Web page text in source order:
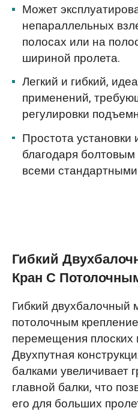
Может
непараллельных
полосах или на
шириной пролета.
Легкий и гибкий,
применений,
регулировки
Простота
благодаря
всеми
Гибкий
Кран С
Гибкий двухбалочный
потолочным
перемещения плоских
Двухпутная
балками увеличивает
главной балки, что
его для больших